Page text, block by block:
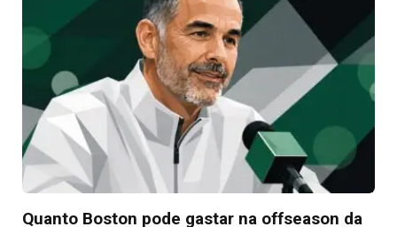
Quanto Boston pode gastar na offseason da